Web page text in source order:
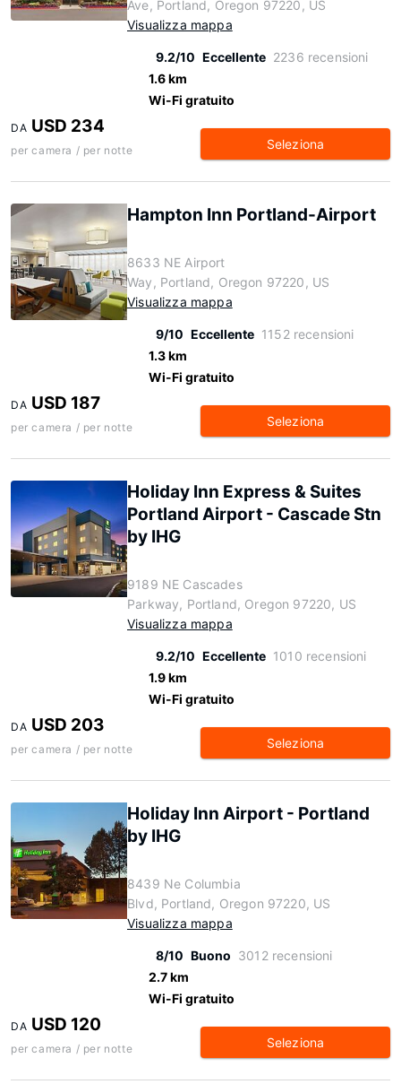
Ave, Portland, Oregon 97220, US
Visualizza mappa
9.2/10 Eccellente 2236 recensioni
1.6 km
Wi-Fi gratuito
DA USD 234
per camera / per notte Seleziona
Hampton Inn Portland-Airport
8633 NE Airport
Way, Portland, Oregon 97220, US
Visualizza mappa
9/10 Eccellente 1152 recensioni
1.3 km
Wi-Fi gratuito
DA USD 187
per camera / per notte Seleziona
Holiday Inn Express & Suites
Portland Airport - Cascade Stn
by IHG
9189 NE Cascades
Parkway, Portland, Oregon 97220, US
Visualizza mappa
9.2/10 Eccellente 1010 recensioni
1.9 km
Wi-Fi gratuito
DA USD 203
per camera / per notte Seleziona
Holiday Inn Airport - Portland
by IHG
8439 Ne Columbia
Blvd, Portland, Oregon 97220, US
Visualizza mappa
8/10 Buono 3012 recensioni
2.7 km
Wi-Fi gratuito
DA USD 120
per camera / per notte Seleziona